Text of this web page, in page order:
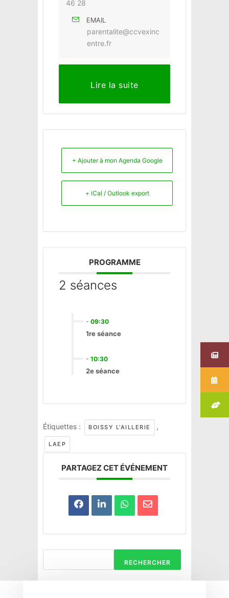
Haravilliers
46 28
EMAIL
parentalite@ccvexinc
entre.fr
Lire la suite
+ Ajouter à mon Agenda Google
+ iCal / Outlook export
PROGRAMME
2 séances
- 09:30
1re séance
- 10:30
2e séance
Étiquettes : BOISSY L'AILLERIE ,
LAEP
PARTAGEZ CET ÉVÉNEMENT
RECHERCHER